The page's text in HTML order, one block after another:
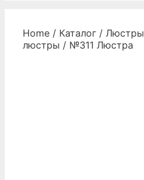
Home / Каталог / Люстры
люстры / №311 Люстра